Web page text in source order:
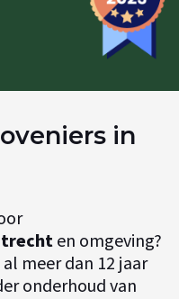
in
en omgeving?
meer dan 12 jaar
onderhoud van